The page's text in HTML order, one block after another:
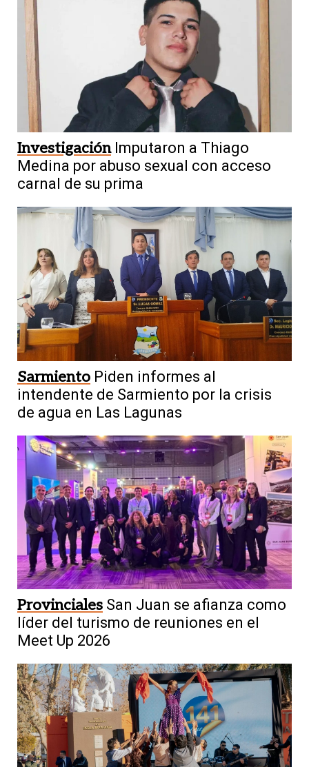
Investigación Imputaron a Thiago
Medina por abuso sexual con acceso
carnal de su prima
Sarmiento Piden informes al
intendente de Sarmiento por la crisis
de agua en Las Lagunas
Provinciales San Juan se afianza como
líder del turismo de reuniones en el
Meet Up 2026